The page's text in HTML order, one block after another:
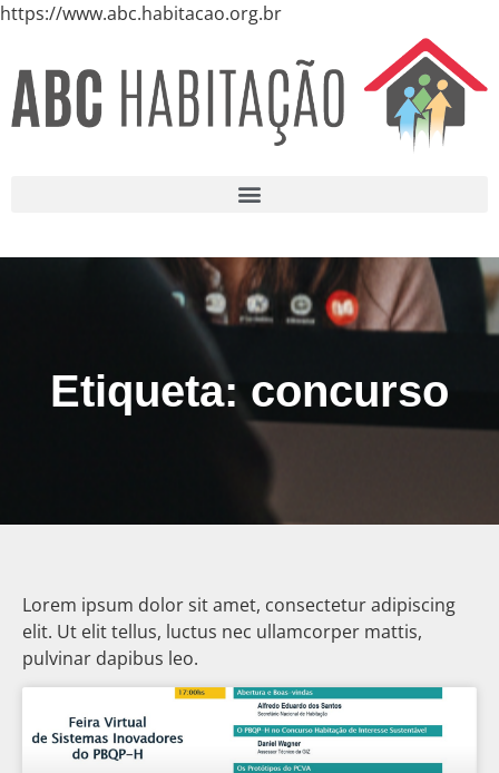
https://www.abc.habitacao.org.br
Etiqueta: concurso
Lorem ipsum dolor sit amet, consectetur adipiscing
elit. Ut elit tellus, luctus nec ullamcorper mattis,
pulvinar dapibus leo.